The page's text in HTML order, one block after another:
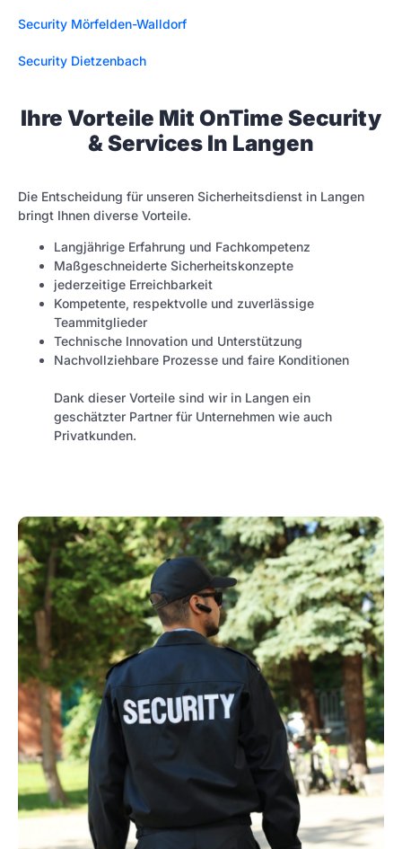
Security Mörfelden-Walldorf
Security Dietzenbach
Ihre Vorteile Mit OnTime Security
& Services In Langen
Die Entscheidung für unseren Sicherheitsdienst in Langen
bringt Ihnen diverse Vorteile.
Langjährige Erfahrung und Fachkompetenz
Maßgeschneiderte Sicherheitskonzepte
jederzeitige Erreichbarkeit
Kompetente, respektvolle und zuverlässige
Teammitglieder
Technische Innovation und Unterstützung
Nachvollziehbare Prozesse und faire Konditionen
Dank dieser Vorteile sind wir in Langen ein
geschätzter Partner für Unternehmen wie auch
Privatkunden.